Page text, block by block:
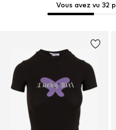
Vous avez vu 32